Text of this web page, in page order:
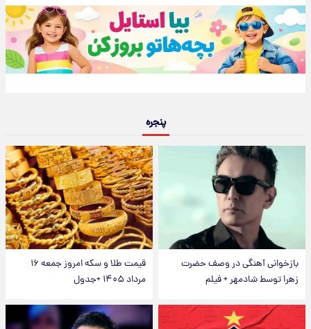
پنجره
بازخوانی آهنگی در وصف حضرت
زهرا توسط شادمهر + فیلم
قیمت طلا و سکه امروز جمعه ۱۶
مرداد ۱۴۰۵ +جدول